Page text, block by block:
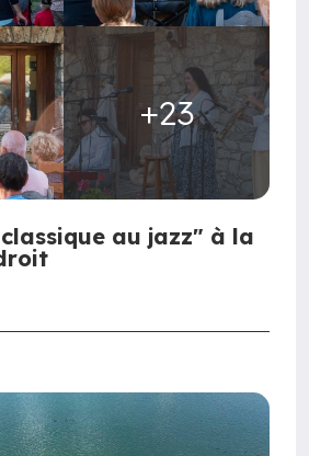
+23
au jazz" à la